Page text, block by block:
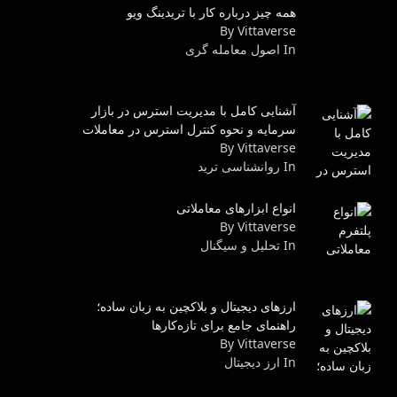
همه چیز درباره کار با تریدینگ ویو
By Vittaverse
In اصول معامله گرى
آشنایی کامل با مدیریت استرس در بازار
سرمایه و نحوه کنترل استرس در معاملات
By Vittaverse
In روانشناسى ترید
انواع ابزارهای معاملاتی
By Vittaverse
In تحلیل و سیگنال
ارزهای دیجیتال و بلاکچین به زبان ساده؛
راهنمای جامع برای تازه‌کارها
By Vittaverse
In ارز دیجیتال